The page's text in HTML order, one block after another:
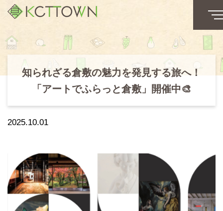
知られざる倉敷の魅力を発見する旅へ！
「アートでふらっと倉敷」開催中🎨
2025.10.01